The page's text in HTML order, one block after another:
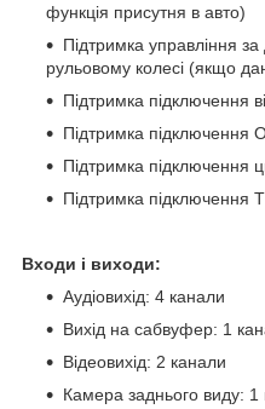
функція присутня в авто)
Підтримка управління
рульовому колесі (якщо
Підтримка підключення
Підтримка підключення
Підтримка підключення
Підтримка підключення
Входи і виходи:
Аудіовихід: 4 канали
Вихід на сабвуфер: 1
Відеовихід: 2 канали
Камера заднього виду: 1